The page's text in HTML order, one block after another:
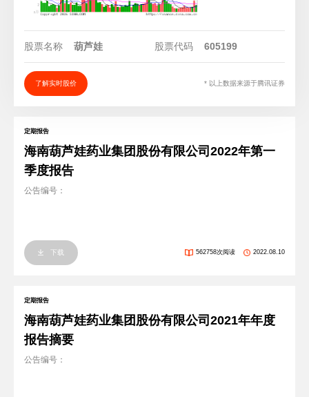
股票名称 葫芦娃 股票代码 605199
了解实时股价 * 以上数据来源于腾讯证券
定期报告
海南葫芦娃药业集团股份有限公司2022年第一
季度报告
公告编号：
下载 562758次阅读 2022.08.10
定期报告
海南葫芦娃药业集团股份有限公司2021年年度
报告摘要
公告编号：